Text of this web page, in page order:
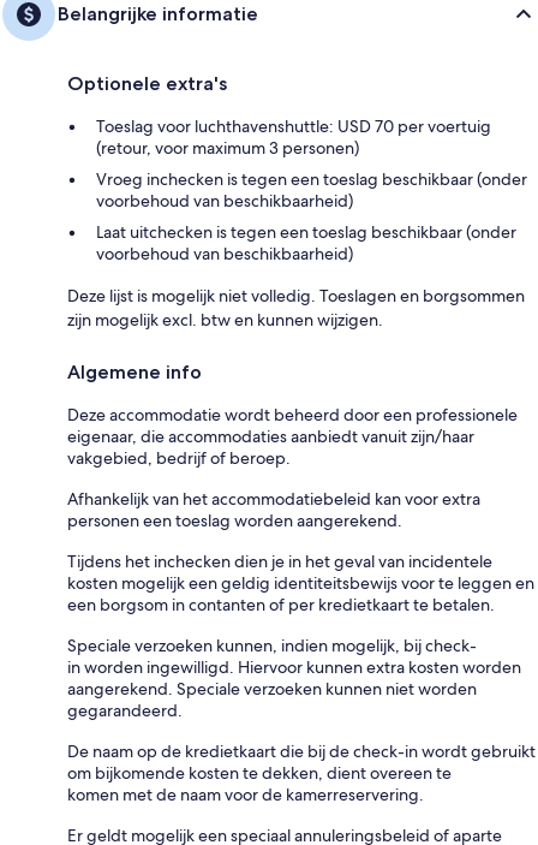
Belangrijke informatie
Optionele extra's
Toeslag voor luchthavenshuttle: USD 70 per voertuig
(retour, voor maximum 3 personen)
Vroeg inchecken is tegen een toeslag beschikbaar (onder
voorbehoud van beschikbaarheid)
Laat uitchecken is tegen een toeslag beschikbaar (onder
voorbehoud van beschikbaarheid)
Deze lijst is mogelijk niet volledig. Toeslagen en borgsommen
zijn mogelijk excl. btw en kunnen wijzigen.
Algemene info
Deze accommodatie wordt beheerd door een professionele
eigenaar, die accommodaties aanbiedt vanuit zijn/haar
vakgebied, bedrijf of beroep.
Afhankelijk van het accommodatiebeleid kan voor extra
personen een toeslag worden aangerekend.
Tijdens het inchecken dien je in het geval van incidentele
kosten mogelijk een geldig identiteitsbewijs voor te leggen en
een borgsom in contanten of per kredietkaart te betalen.
Speciale verzoeken kunnen, indien mogelijk, bij check-
in worden ingewilligd. Hiervoor kunnen extra kosten worden
aangerekend. Speciale verzoeken kunnen niet worden
gegarandeerd.
De naam op de kredietkaart die bij de check-in wordt gebruikt
om bijkomende kosten te dekken, dient overeen te
komen met de naam voor de kamerreservering.
Er geldt mogelijk een speciaal annuleringsbeleid of aparte